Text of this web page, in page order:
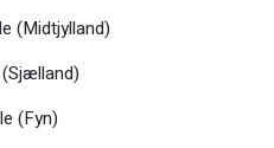
(Midtjylland)
(Fyn)